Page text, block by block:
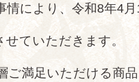
情により、令和8年4
ていただきます。
ご満足いただける商